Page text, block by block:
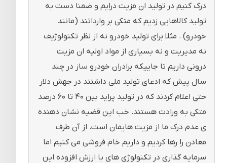
درک کنیم در تولید ان مزیت درایم و ضمنا دست به
تولید کالاهایی زدیم که متکی بر وارداتند (مانند
خودرو) . مثلا برای تولید خودرو نه از نظر تکنولوژیف
نه مدیریت و نه بسیاری از مواد اولیه ان مزیت
درونی داریم تا جاییکه برادران خودرو ساز در چند
سال پیش که ادعای تولید ملی داشتند در جهش دلار
حتی اعلام کردند که در تولید پراید بین ۴۰ تا ۶۰ درصد
متکی به ورادت هستند. خب این قضیه نشان دهنده
ی عدم درک ما از مزیت هایمان است. از آن طرف
معادن را رها کردیم و داریم خام فروشی می کنیم اما
سرمایه گذاری در تکنولوژی های با ارزش افزوده این